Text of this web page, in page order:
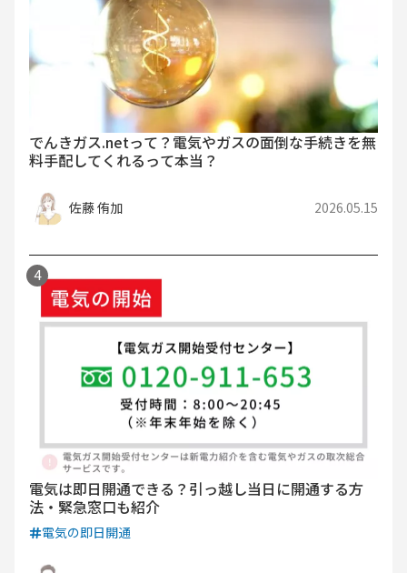
でんきガス.netって？電気やガスの面倒な手続きを無
料手配してくれるって本当？
佐藤 侑加 2026.05.15
電気は即日開通できる？引っ越し当日に開通する方
法・緊急窓口も紹介
電気の即日開通